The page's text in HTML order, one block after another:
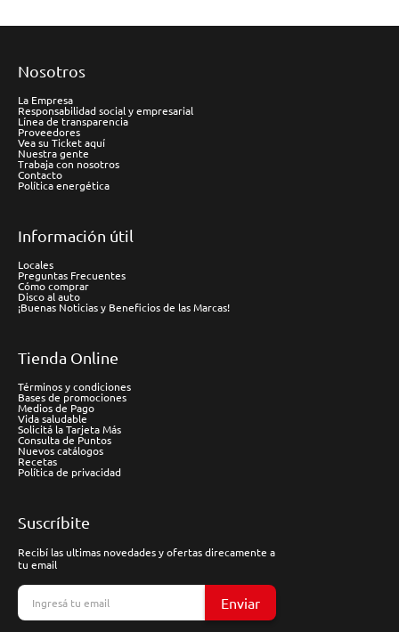
Nosotros
La Empresa
Responsabilidad social y empresarial
Línea de transparencia
Proveedores
Vea su Ticket aquí
Nuestra gente
Trabaja con nosotros
Contacto
Política energética
Información útil
Locales
Preguntas Frecuentes
Cómo comprar
Disco al auto
¡Buenas Noticias y Beneficios de las Marcas!
Tienda Online
Términos y condiciones
Bases de promociones
Medios de Pago
Vida saludable
Solicitá la Tarjeta Más
Consulta de Puntos
Nuevos catálogos
Recetas
Política de privacidad
Suscríbite
Recibí las ultimas novedades y ofertas direcamente a
tu email
Enviar